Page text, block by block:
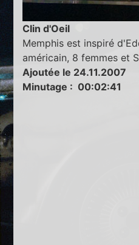
Clin d'Oeil
Memphis est inspiré
américain, 8 femmes et
Ajoutée le 24.11.2007
Minutage : 00:02:41